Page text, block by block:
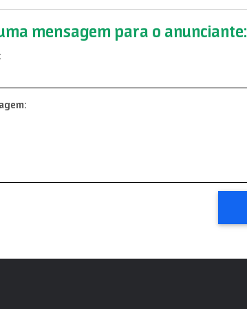
mensagem para o anunciante: